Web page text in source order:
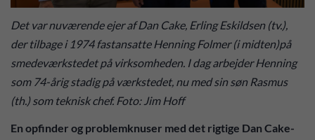
Det var nuværende ejer af Dan Cake, Erling Eskildsen (tv.),
der tilbage i 1974 fastansatte Henning Folmer (i midten)på
smedeværkstedet på virksomheden. I dag arbejder Henning
som 74-årig stadig på værkstedet, nu med sin søn Rasmus
(th.) som teknisk chef. Foto: Jim Hoff
En opfinder og problemknuser med det rigtige Dan Cake-